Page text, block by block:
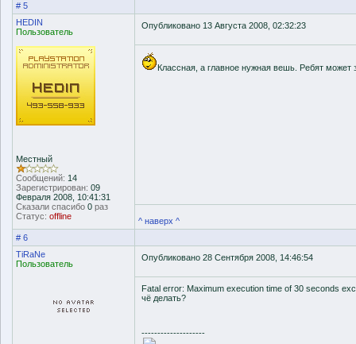
# 5
HEDIN
Пользователь
Местный
Сообщений: 14
Зарегистрирован: 09
Февраля 2008, 10:41:31
Сказали спасибо 0 раз
Статус: offline
Опубликовано 13 Августа 2008, 02:32:23
Классная, а главное нужная вешь. Ребят может
^ наверх ^
# 6
TiRaNe
Пользователь
Опубликовано 28 Сентября 2008, 14:46:54
Fatal error: Maximum execution time of 30 seconds
чё делать?
--------------------